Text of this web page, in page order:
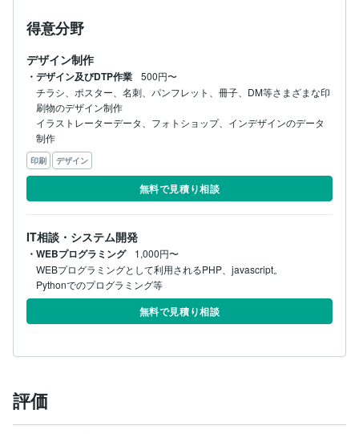
得意分野
デザイン制作
・デザイン及びDTP作業
500円〜
チラシ、ポスター、名刺、パンフレット、冊子、DM等さまざまな印
刷物のデザイン制作
イラストレーターデータ、フォトショップ、インデザインのデータ
制作
印刷 デザイン
無料で見積り相談
IT相談・システム開発
・WEBプログラミング
1,000円〜
WEBプログラミングとして利用されるPHP、javascript。
Pythonでのプログラミング等
無料で見積り相談
評価